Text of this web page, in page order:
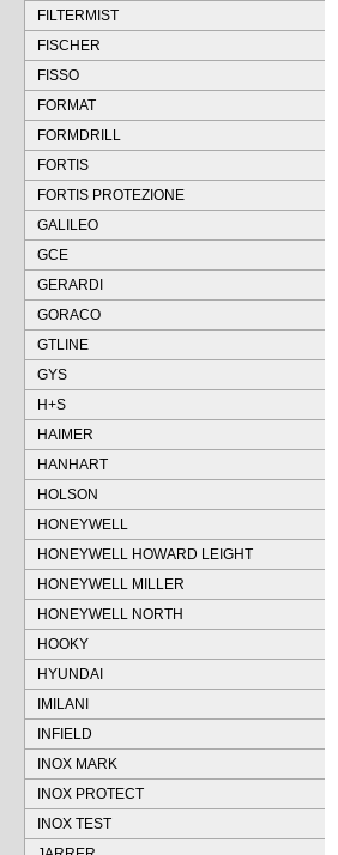
FILTERMIST
FISCHER
FISSO
FORMAT
FORMDRILL
FORTIS
FORTIS PROTEZIONE
GALILEO
GCE
GERARDI
GORACO
GTLINE
GYS
H+S
HAIMER
HANHART
HOLSON
HONEYWELL
HONEYWELL HOWARD LEIGHT
HONEYWELL MILLER
HONEYWELL NORTH
HOOKY
HYUNDAI
IMILANI
INFIELD
INOX MARK
INOX PROTECT
INOX TEST